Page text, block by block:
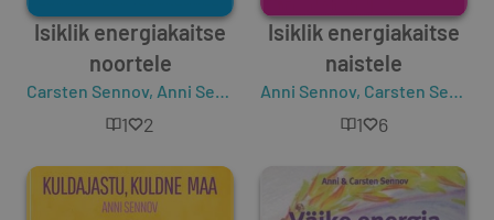
Isiklik energiakaitse
noortele
Carsten Sennov, Anni Sennov
1 2
Isiklik energiakaitse
naistele
Anni Sennov, Carsten Sennov
1 6